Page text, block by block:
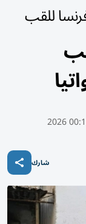
للقب
شارك